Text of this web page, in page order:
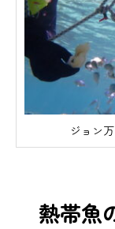
ジョン
熱帯魚